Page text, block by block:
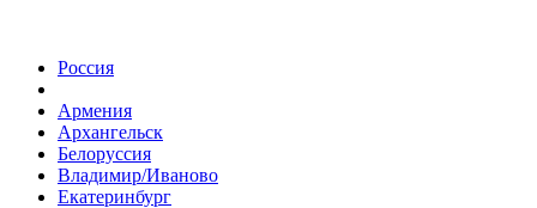
Россия
Армения
Архангельск
Белоруссия
Владимир/Иваново
Екатеринбург